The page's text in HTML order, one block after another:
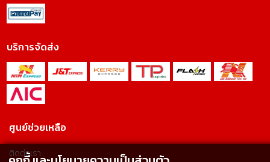
บริการจัดส่ง
ศูนย์ช่วยเหลือ
ติดต่อเรา